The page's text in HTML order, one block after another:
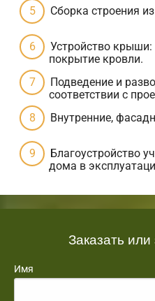
Сборка строения
Устройство крыши:
покрытие кровли.
Подведение и
соответствии с
Внутренние,
Благоустройство
дома в
Заказать
Имя